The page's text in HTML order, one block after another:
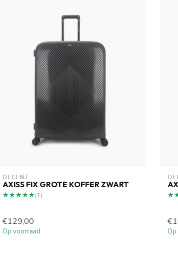
DECENT
AXISS FIX GROTE KOFFER ZWART
★★★★★
★★★★★(1)
€129,00
Op voorraad